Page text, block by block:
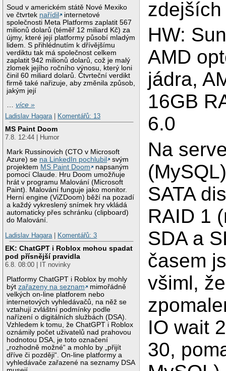
Soud v americkém státě Nové Mexiko
ve čtvrtek nařídil
internetové
společnosti Meta Platforms zaplatit 567
milionů dolarů (téměř 12 miliard Kč) za
újmy, které její platformy působí mladým
lidem. S přihlédnutím k dřívějšímu
verdiktu tak má společnost celkem
zaplatit 942 milionů dolarů, což je malý
zlomek jejího ročního výnosu, který loni
činil 60 miliard dolarů. Čtvrteční verdikt
firmě také nařizuje, aby změnila způsob,
jakým její
…více »
Ladislav Hagara
Komentářů: 13
MS Paint Doom
7.8. 12:44 | Humor
Mark Russinovich (CTO v Microsoft
Azure) se na LinkedIn pochlubil
svým
projektem MS Paint Doom
napsaným
pomocí Claude. Hru Doom umožňuje
hrát v programu Malování (Microsoft
Paint). Malování funguje jako monitor.
Herní engine (ViZDoom) běží na pozadí
a každý vykreslený snímek hry vkládá
automaticky přes schránku (clipboard)
do Malování.
Ladislav Hagara
Komentářů: 3
EK: ChatGPT i Roblox mohou spadat
pod přísnější pravidla
6.8. 08:00 | IT novinky
Platformy ChatGPT i Roblox by mohly
býtzařazeny na seznam
mimořádně
velkých on-line platforem nebo
internetových vyhledávačů, na něž se
vztahují zvláštní podmínky podle
nařízení o digitálních službách (DSA).
Vzhledem k tomu, že ChatGPT i Roblox
oznámily počet uživatelů nad prahovou
hodnotou DSA, je toto označení
„rozhodně možné“ a mohlo by „přijít
dříve či později“. On-line platformy a
vyhledávače zařazené na seznamy DSA
HW:
AMD
jádra,
16GB
6.0
Na
SATA
RAID 1
SDA a
časem
všiml,
IO wait
30,